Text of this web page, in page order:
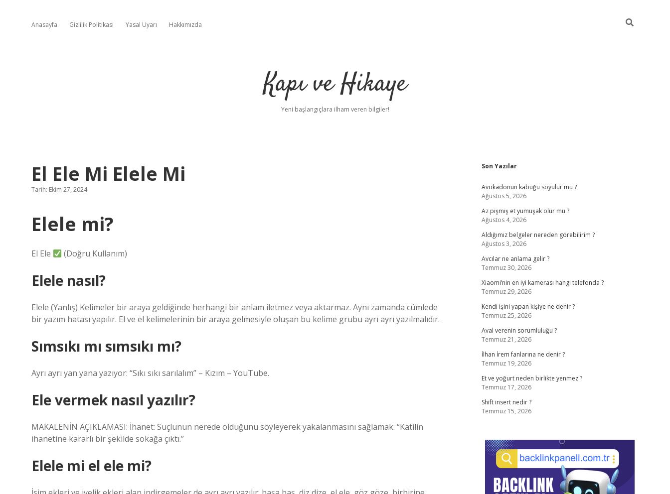
Anasayfa Gizlilik Politikası Yasal Uyarı Hakkımızda
Kapı ve Hikaye
Yeni başlangıçlara ilham veren bilgiler!
El Ele Mi Elele Mi
Tarih: Ekim 27, 2024
Elele mi?
El Ele (Doğru Kullanım)
Elele nasıl?
Elele (Yanlış) Kelimeler bir araya geldiğinde herhangi bir anlam iletmez veya aktarmaz. Aynı zamanda cümlede
bir yazım hatası yapılır. El ve el kelimelerinin bir araya gelmesiyle oluşan bu kelime grubu ayrı ayrı yazılmalıdır.
Sımsıkı mı sımsıkı mı?
Ayrı ayrı yan yana yazıyor: “Sıkı sıkı sarılalım” – Kızım – YouTube.
Ele vermek nasıl yazılır?
MAKALENİN AÇIKLAMASI: İhanet: Suçlunun nerede olduğunu söyleyerek yakalanmasını sağlamak. “Katilin
ihanetine kararlı bir şekilde sokağa çıktı.”
Elele mi el ele mi?
Sidebar
Son Yazılar
Avokadonun kabuğu soyulur mu ?
Ağustos 5, 2026
Az pişmiş et yumuşak olur mu ?
Ağustos 4, 2026
Aldığımız belgeler nereden görebilirim ?
Ağustos 3, 2026
Avcılar ne anlama gelir ?
Temmuz 30, 2026
Xiaomi’nin en iyi kamerası hangi telefonda ?
Temmuz 29, 2026
Kendi işini yapan kişiye ne denir ?
Temmuz 25, 2026
Aval verenin sorumluluğu ?
Temmuz 21, 2026
İlhan İrem fanlarına ne denir ?
Temmuz 19, 2026
Et ve yoğurt neden birlikte yenmez ?
Temmuz 17, 2026
Shift insert nedir ?
Temmuz 15, 2026